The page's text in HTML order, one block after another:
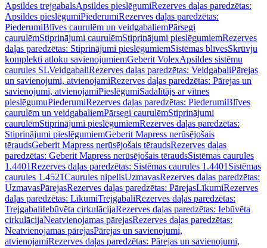
Apsildes trejgabalsApsildes pieslēgumiRezerves daļas paredzētas:
Apsildes pieslēgumiPiederumiRezerves daļas paredzētas:
PiederumiBlīves caurulēm un veidgabaliemPārsegi
caurulēmStiprinājumi caurulēmStiprinājumi pieslēgumiemRezerves
daļas paredzētas: Stiprinājumi pieslēgumiemSistēmas blīvesSkrūvju
komplekti atloku savienojumiemGeberit VolexApsildes sistēmu
caurules SLVeidgabaliRezerves daļas paredzētas: VeidgabaliPārejas
un savienojumi, atvienojamiRezerves daļas paredzētas: Pārejas un
savienojumi, atvienojamiPieslēgumiSadalītājs ar vītnes
pieslēgumuPiederumiRezerves daļas paredzētas: PiederumiBlīves
caurulēm un veidgabaliemPārsegi caurulēmStiprinājumi
caurulēmStiprinājumi pieslēgumiemRezerves daļas paredzētas:
Stiprinājumi pieslēgumiemGeberit Mapress nerūsējošais
tēraudsGeberit Mapress nerūsējošais tēraudsRezerves daļas
paredzētas: Geberit Mapress nerūsējošais tēraudsSistēmas caurules
1.4401Rezerves daļas paredzētas: Sistēmas caurules 1.4401 Sistēmas
caurules 1.4521Caurules nipelisUzmavasRezerves daļas paredzētas:
UzmavasPārejasRezerves daļas paredzētas: PārejasLīkumiRezerves
daļas paredzētas: LīkumiTrejgabaliRezerves daļas paredzētas:
TrejgabaliIebūvēta cirkulācijaRezerves daļas paredzētas: Iebūvēta
cirkulācijaNeatvienojamas pārejasRezerves daļas paredzētas:
Neatvienojamas pārejasPārejas un savienojumi,
atvienojamiRezerves daļas paredzētas: Pārejas un savienojumi,